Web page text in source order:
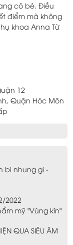
cô bé. Điều
điểm mà không
khoa Anna Từ
12
Quận Hóc Môn
bi nhung gi -
2022
mỹ "Vùng kín"
QUA SIÊU ÂM